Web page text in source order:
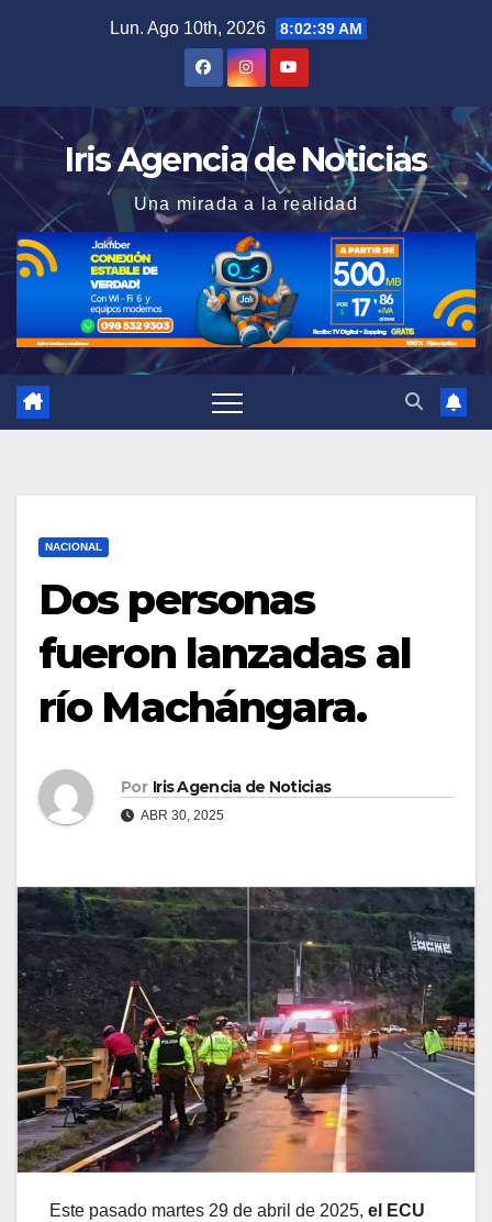
Lun. Ago 10th, 2026 8:02:40 AM
Iris Agencia de Noticias
Una mirada a la realidad
NACIONAL
Dos personas
fueron lanzadas al
río Machángara.
Por Iris Agencia de Noticias
ABR 30, 2025
Este pasado martes 29 de abril de 2025, el ECU